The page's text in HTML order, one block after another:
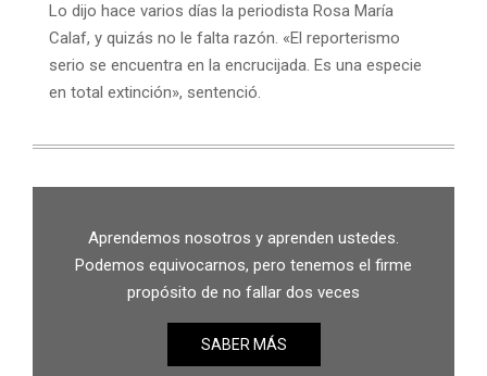
Lo dijo hace varios días la periodista Rosa María
Calaf, y quizás no le falta razón. «El reporterismo
serio se encuentra en la encrucijada. Es una especie
en total extinción», sentenció.
Aprendemos nosotros y aprenden ustedes.
Podemos equivocarnos, pero tenemos el firme
propósito de no fallar dos veces
SABER MÁS